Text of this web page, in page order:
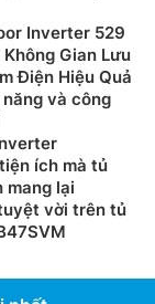
Inverter 529
Gian Lưu
Điện Hiệu Quả
và công
ích mà tủ
mang lại
vời trên tủ